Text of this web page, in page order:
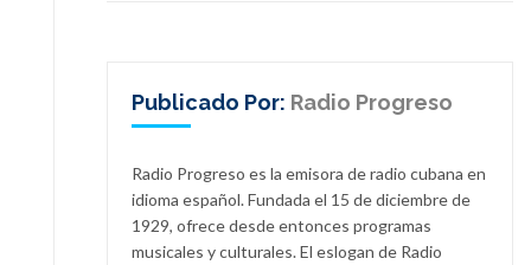
Publicado Por: Radio Progreso
Radio Progreso es la emisora de radio cubana en
idioma español. Fundada el 15 de diciembre de
1929, ofrece desde entonces programas
musicales y culturales. El eslogan de Radio